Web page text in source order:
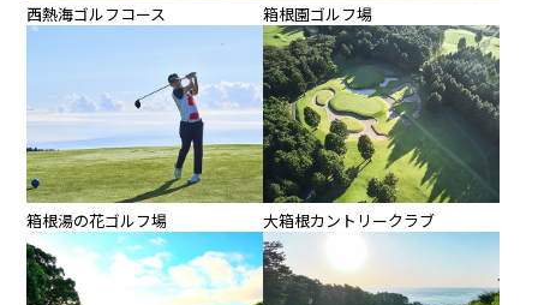
西熱海ゴルフコース 箱根園ゴルフ場
箱根湯の花ゴルフ場 大箱根カントリークラブ